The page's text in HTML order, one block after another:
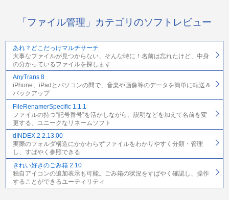
「ファイル管理」カテゴリのソフトレビュー
あれ？どこだっけマルチサーチ
大事なファイルが見つからない、そんな時に！名前は忘れたけど、中身
の分かっているファイルを探します
AnyTrans 8
iPhone、iPadとパソコンの間で、音楽や画像等のデータを簡単に転送＆
バックアップ
FileRenamerSpecific 1.1.1
ファイルの持つ“記号番号”を活かしながら、説明などを加えて名前を変
更する、ユニークなリネームソフト
dINDEX.2 2.13.00
実際のフォルダ構造にかかわらずファイルをわかりやすく分類・管理
し、すばやく参照できる
きれい好きのごみ箱 2.10
独自アイコンの追加表示も可能。ごみ箱の状況をすばやく確認し、操作
することができるユーティリティ